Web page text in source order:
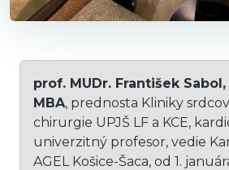
prof. MUDr. František Sabol,
MBA, prednosta Kliniky
chirurgie UPJŠ LF a KCE,
univerzitný profesor, vedie
AGEL Košice-Šaca, od 1.